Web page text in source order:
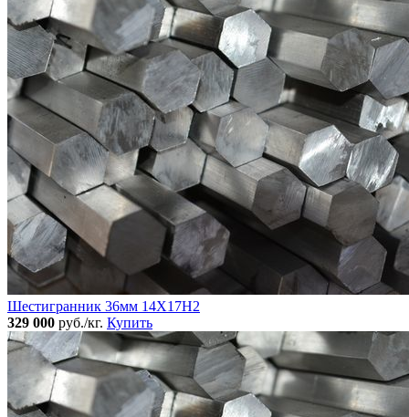
Шестигранник 36мм 14Х17Н2
329 000 руб./кг. Купить